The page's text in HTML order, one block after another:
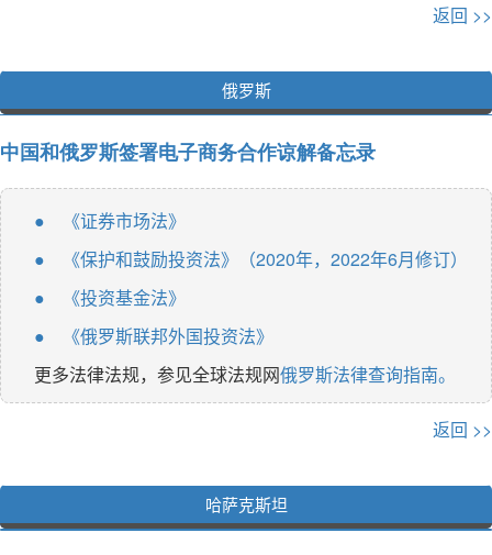
返回 >>
俄罗斯
中国和俄罗斯签署电子商务合作谅解备忘录
● 《证券市场法》
● 《保护和鼓励投资法》（2020年，2022年6月修订）
● 《投资基金法》
●
《俄罗斯联邦外国投资法》
更多法律法规，参见全球法规网俄罗斯法律查询指南。
返回 >>
哈萨克斯坦